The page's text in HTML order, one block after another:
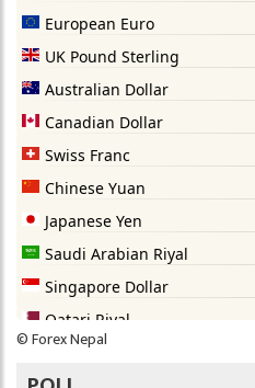
©Forex Nepal